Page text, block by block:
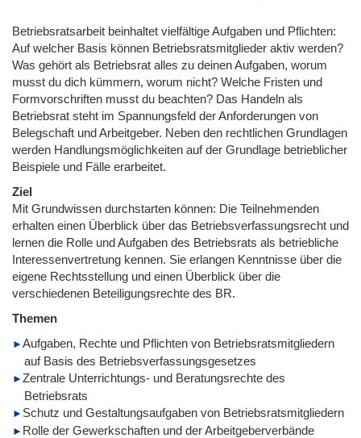
Betriebsratsarbeit beinhaltet vielfältige Aufgaben und Pflichten:
Auf welcher Basis können Betriebsratsmitglieder aktiv werden?
Was gehört als Betriebsrat alles zu deinen Aufgaben, worum
musst du dich kümmern, worum nicht? Welche Fristen und
Formvorschriften musst du beachten? Das Handeln als
Betriebsrat steht im Spannungsfeld der Anforderungen von
Belegschaft und Arbeitgeber. Neben den rechtlichen Grundlagen
werden Handlungsmöglichkeiten auf der Grundlage betrieblicher
Beispiele und Fälle erarbeitet.
Ziel
Mit Grundwissen durchstarten können: Die Teilnehmenden
erhalten einen Überblick über das Betriebsverfassungsrecht und
lernen die Rolle und Aufgaben des Betriebsrats als betriebliche
Interessenvertretung kennen. Sie erlangen Kenntnisse über die
eigene Rechtsstellung und einen Überblick über die
verschiedenen Beteiligungsrechte des BR.
Themen
Aufgaben, Rechte und Pflichten von Betriebsratsmitgliedern
auf Basis des Betriebsverfassungsgesetzes
Zentrale Unterrichtungs- und Beratungsrechte des
Betriebsrats
Schutz und Gestaltungsaufgaben von Betriebsratsmitgliedern
Rolle der Gewerkschaften und der Arbeitgeberverbände